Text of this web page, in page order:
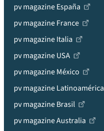
pv magazine España
pv magazine France
pv magazine Italia
pv magazine USA
pv magazine México
pv magazine Latinoamérica
pv magazine Brasil
pv magazine Australia